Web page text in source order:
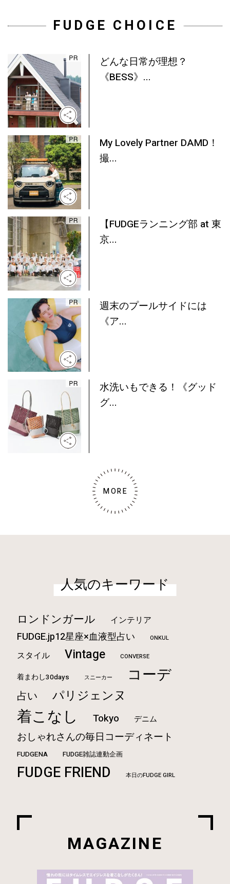
FUDGE CHOICE
どんな日常が理想？
《BESS》...
My Lovely Partner DAMD！
撮...
【FUDGEランニング部 at 東
京...
週末のプールサイドには
《ア...
水洗いもできる！《グッド
グ...
MORE
人気のキーワード
ロンドンガール インテリア
FUDGE.jp12星座×血液型占い ONKUL
スタイル Vintage CONVERSE
着まわし30days スニーカー コーデ
占い パリジェンヌ
着こなし Tokyo デニム
おしゃれさんの毎日コーディネート
FUDGENA FUDGE雑誌連動企画
FUDGE FRIEND 本日のFUDGE GIRL
MAGAZINE